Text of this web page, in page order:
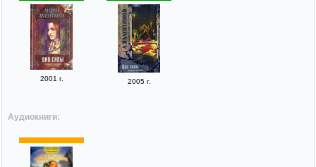
2001 г. 2005 г.
Аудиокниги: